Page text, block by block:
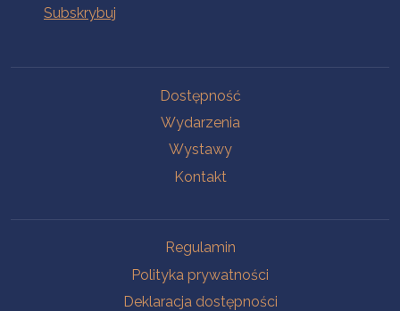
Dostępność
Wydarzenia
Wystawy
Kontakt
Regulamin
Polityka prywatności
Deklaracja dostępności